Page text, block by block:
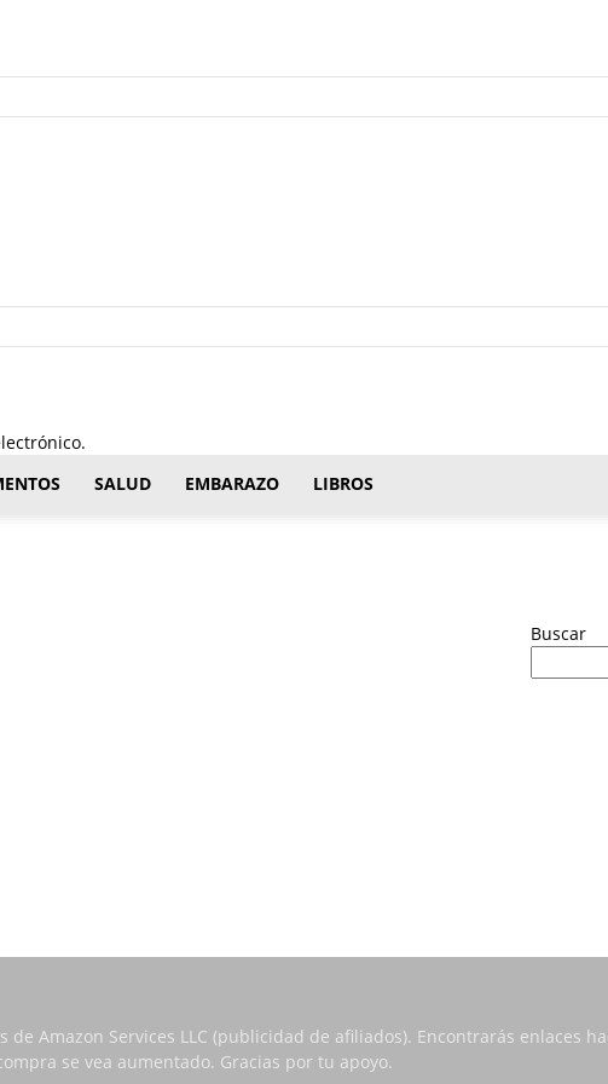
SALUD EMBARAZO LIBROS
Buscar
Amazon Services LLC (publicidad de afiliados). Encontrarás enlaces
se vea aumentado. Gracias por tu apoyo.